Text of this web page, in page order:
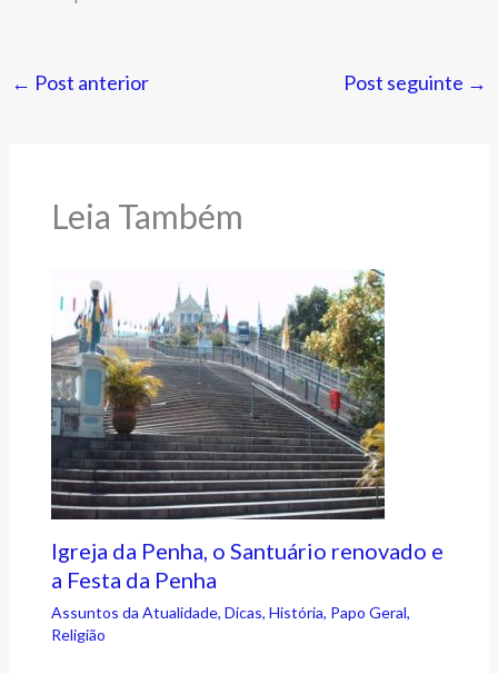
← Post anterior Post seguinte →
Leia Também
Igreja da Penha, o Santuário renovado e
a Festa da Penha
Assuntos da Atualidade, Dicas, História, Papo Geral,
Religião